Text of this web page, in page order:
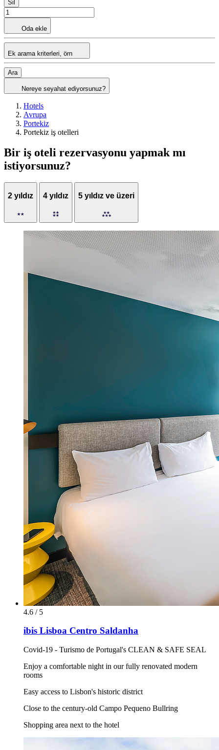
Sil
Oda ekle
Ek arama kriterleri, örn
Ara
Nereye seyahat ediyorsunuz?
Hotels
Avrupa
Portekiz
Portekiz iş otelleri
Bir iş oteli rezervasyonu yapmak mı
istiyorsunuz?
2 yıldız 4 yıldız 5 yıldız ve üzeri
4.6 / 5
ibis Lisboa Centro Saldanha
Covid-19 - Turismo de Portugal's CLEAN & SAFE SEAL
Enjoy a comfortable night in our fully renovated modern
rooms
Easy access to Lisbon's historic district
Close to the century-old Campo Pequeno Bullring
Shopping area next to the hotel